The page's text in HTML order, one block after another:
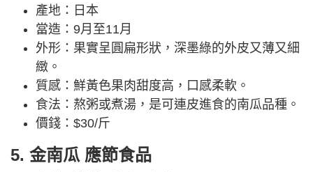
產地：日本
當造：9月至11月
外形：果實呈圓扁形狀，深墨綠的外皮又薄又細
緻。
質感：鮮黃色果肉甜度高，口感柔軟。
食法：熬粥或煮湯，是可連皮進食的南瓜品種。
價錢：$30/斤
5. 金南瓜 應節食品